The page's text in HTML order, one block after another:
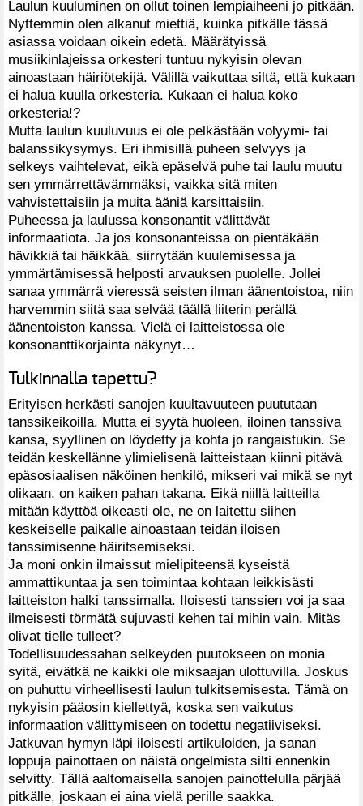
Laulun kuuluminen on ollut toinen lempiaiheeni jo pitkään.
Nyttemmin olen alkanut miettiä, kuinka pitkälle tässä
asiassa voidaan oikein edetä. Määrätyissä
musiikinlajeissa orkesteri tuntuu nykyisin olevan
ainoastaan häiriötekijä. Välillä vaikuttaa siltä, että kukaan
ei halua kuulla orkesteria. Kukaan ei halua koko
orkesteria!?
Mutta laulun kuuluvuus ei ole pelkästään volyymi- tai
balanssikysymys. Eri ihmisillä puheen selvyys ja
selkeys vaihtelevat, eikä epäselvä puhe tai laulu muutu
sen ymmärrettävämmäksi, vaikka sitä miten
vahvistettaisiin ja muita ääniä karsittaisiin.
Puheessa ja laulussa konsonantit välittävät
informaatiota. Ja jos konsonanteissa on pientäkään
hävikkiä tai häikkää, siirrytään kuulemisessa ja
ymmärtämisessä helposti arvauksen puolelle. Jollei
sanaa ymmärrä vieressä seisten ilman äänentoistoa, niin
harvemmin siitä saa selvää täällä liiterin perällä
äänentoiston kanssa. Vielä ei laitteistossa ole
konsonanttikorjainta näkynyt…
Tulkinnalla tapettu?
Erityisen herkästi sanojen kuultavuuteen puututaan
tanssikeikoilla. Mutta ei syytä huoleen, iloinen tanssiva
kansa, syyllinen on löydetty ja kohta jo rangaistukin. Se
teidän keskellänne ylimielisenä laitteistaan kiinni pitävä
epäsosiaalisen näköinen henkilö, mikseri vai mikä se nyt
olikaan, on kaiken pahan takana. Eikä niillä laitteilla
mitään käyttöä oikeasti ole, ne on laitettu siihen
keskeiselle paikalle ainoastaan teidän iloisen
tanssimisenne häiritsemiseksi.
Ja moni onkin ilmaissut mielipiteensä kyseistä
ammattikuntaa ja sen toimintaa kohtaan leikkisästi
laitteiston halki tanssimalla. Iloisesti tanssien voi ja saa
ilmeisesti törmätä sujuvasti kehen tai mihin vain. Mitäs
olivat tielle tulleet?
Todellisuudessahan selkeyden puutokseen on monia
syitä, eivätkä ne kaikki ole miksaajan ulottuvilla. Joskus
on puhuttu virheellisesti laulun tulkitsemisesta. Tämä on
nykyisin pääosin kiellettyä, koska sen vaikutus
informaation välittymiseen on todettu negatiiviseksi.
Jatkuvan hymyn läpi iloisesti artikuloiden, ja sanan
loppuja painottaen on näistä ongelmista silti ennenkin
selvitty. Tällä aaltomaisella sanojen painottelulla pärjää
pitkälle, joskaan ei aina vielä perille saakka.